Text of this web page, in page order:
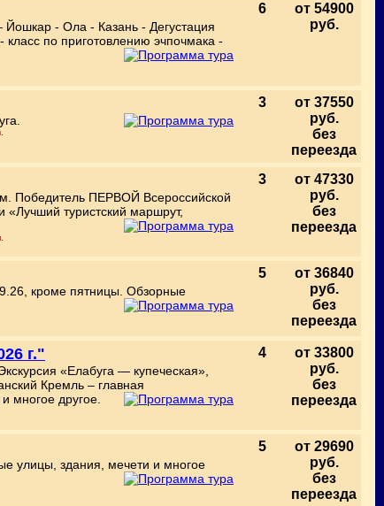
- Ола - Казань - Дегустация
класс по приготовлению эчпочмака -
6
от 54900
руб.
3
от 37550
руб.
без
переезда
Победитель ПЕРВОЙ Всероссийской
туристский маршрут,
3
от 47330
руб.
без
переезда
кроме пятницы. Обзорные
5
от 36840
руб.
без
переезда
г."
«Елабуга — купеческая»,
Кремль – главная
многое другое.
4
от 33800
руб.
без
переезда
улицы, здания, мечети и многое
5
от 29690
руб.
без
переезда